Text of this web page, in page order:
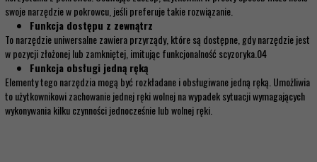
swoje narzędzie w pokrowcu, jeśli preferuje takie rozwiązanie.
Funkcja dostępu z zewnątrz
To narzędzie uniwersalne zawiera przyrządy, które są dostępne, gdy narzędzie jest
w pozycji złożonej lub zamkniętej, imitując funkcjonalność scyzoryka.04
Funkcja obsługi jedną ręką
Elementy tego narzędzia mogą być rozkładane i obsługiwane jedną ręką. Umożliwia
to użytkownikowi zachowanie jednej ręki wolnej na wypadek sytuacji wymagających
wykonywania kilku czynności jednocześnie lub wolnej ręki.